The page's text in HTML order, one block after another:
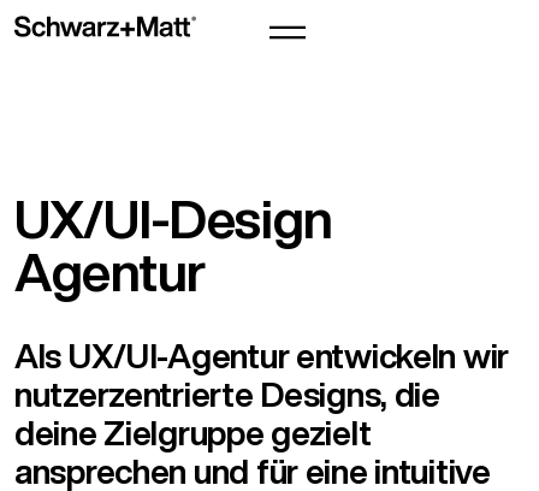
UX/UI-Design
Agentur
Als UX/UI-Agentur entwickeln wir
nutzerzentrierte Designs, die
deine Zielgruppe gezielt
ansprechen und für eine intuitive